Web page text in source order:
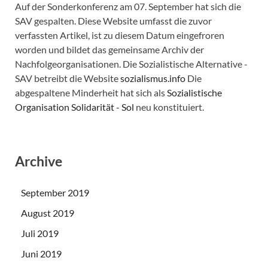
Auf der Sonderkonferenz am 07. September hat sich die
SAV gespalten. Diese Website umfasst die zuvor
verfassten Artikel, ist zu diesem Datum eingefroren
worden und bildet das gemeinsame Archiv der
Nachfolgeorganisationen. Die Sozialistische Alternative -
SAV betreibt die Websitesozialismus.info Die
abgespaltene Minderheit hat sich alsSozialistische
Organisation Solidarität - Sol neu konstituiert.
Archive
September 2019
August 2019
Juli 2019
Juni 2019